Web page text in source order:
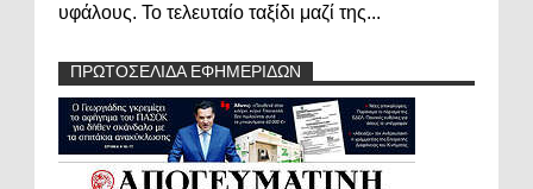
υφάλους. Το τελευταίο ταξίδι μαζί της...
ΠΡΩΤΟΣΕΛΙΔΑ ΕΦΗΜΕΡΙΔΩΝ